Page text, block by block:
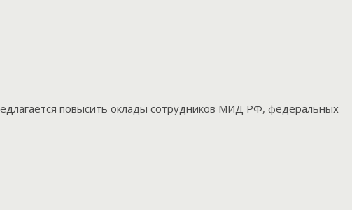
повысить оклады сотрудников МИД РФ, федеральных